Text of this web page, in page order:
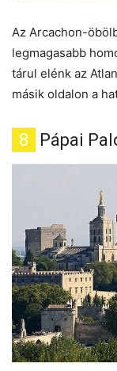
Az Arcachon-
legmagasabb
tárul elénk az
másik oldalon a
8 Pápai